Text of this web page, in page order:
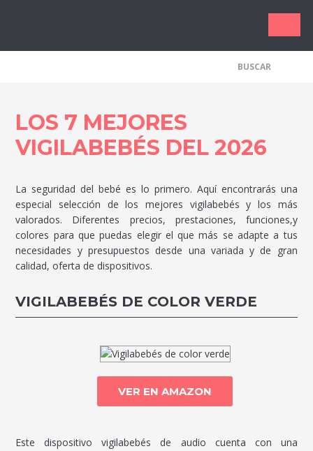
Los
LOS 7 MEJORES
VIGILABEBÉS DEL 2026
La seguridad del bebé es lo primero. Aquí encontrarás una
especial selección de los mejores vigilabebés y los más
valorados. Diferentes precios, prestaciones, funciones,y
colores para que puedas elegir el que más se adapte a tus
necesidades y presupuestos desde una variada y de gran
calidad, oferta de dispositivos.
VIGILABEBÉS DE COLOR VERDE
VER EN AMAZON
Este dispositivo vigilabebés de audio cuenta con una